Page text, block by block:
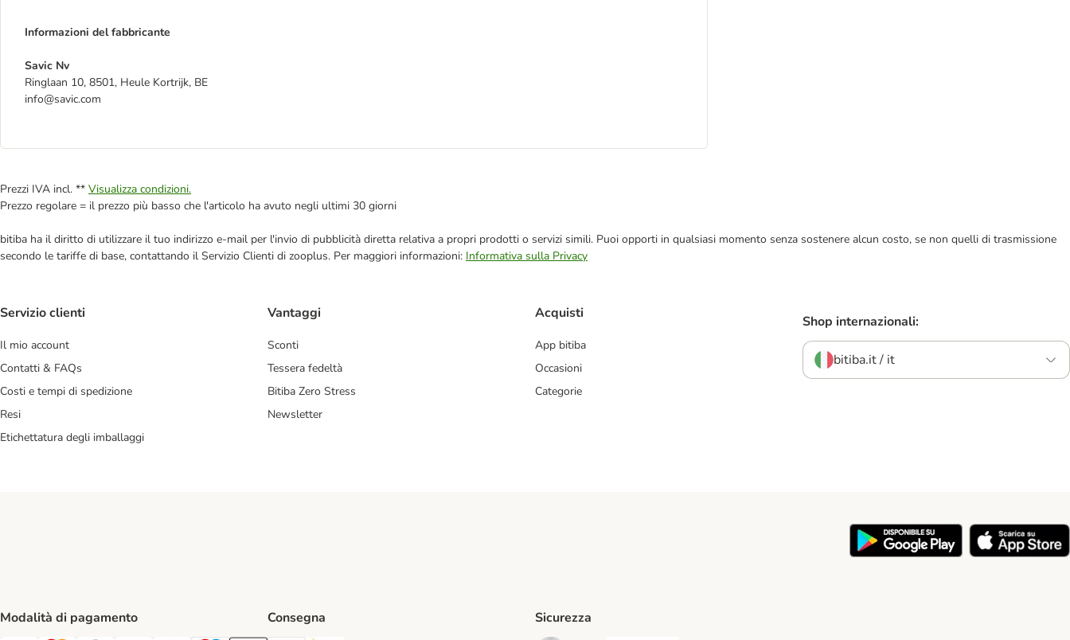
Informazioni del fabbricante
Savic Nv
Ringlaan 10, 8501, Heule Kortrijk, BE
info@savic.com
Prezzi IVA incl. ** Visualizza condizioni.
Prezzo regolare = il prezzo più basso che l'articolo ha avuto negli ultimi 30 giorni
bitiba ha il diritto di utilizzare il tuo indirizzo e-mail per l'invio di pubblicità diretta relativa a propri prodotti o servizi simili. Puoi opporti in qualsiasi momento senza sostenere alcun costo, se non quelli di trasmissione
secondo le tariffe di base, contattando il Servizio Clienti di zooplus. Per maggiori informazioni: Informativa sulla Privacy
Servizio clienti
Il mio account
Contatti & FAQs
Costi e tempi di spedizione
Resi
Etichettatura degli imballaggi
Vantaggi
Sconti
Tessera fedeltà
Bitiba Zero Stress
Newsletter
Acquisti
App bitiba
Occasioni
Categorie
Shop internazionali:
bitiba.it / it
Modalità di pagamento Consegna Sicurezza